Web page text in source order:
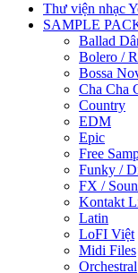
Thư viện nhạc
SAMPLE
Ballad
Bolero /
Bossa
Cha Cha
Country
EDM
Epic
Free
Funky /
FX /
Kontakt
Latin
LoFI Việt
Midi Files
Orchestral